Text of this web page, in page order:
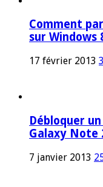
Comment
sur Windows
17 février 2013
Débloquer
Galaxy Note
7 janvier 2013